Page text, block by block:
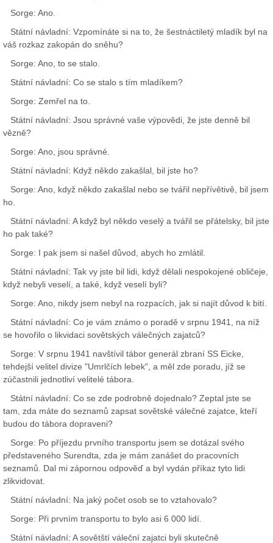
Sorge: Ano.
Státní návladní: Vzpomínáte si na to, že šestnáctiletý mladík byl na
váš rozkaz zakopán do sněhu?
Sorge: Ano, to se stalo.
Státní návladní: Co se stalo s tím mladíkem?
Sorge: Zemřel na to.
Státní návladní: Jsou správné vaše výpovědi, že jste denně bil
vězně?
Sorge: Ano, jsou správné.
Státní návladní: Když někdo zakašlal, bil jste ho?
Sorge: Ano, když někdo zakašlal nebo se tvářil nepřívětivě, bil jsem
ho.
Státní návladní: A když byl někdo veselý a tvářil se přátelsky, bil jste
ho pak také?
Sorge: I pak jsem si našel důvod, abych ho zmlátil.
Státní návladní: Tak vy jste bil lidi, když dělali nespokojené obličeje,
když nebyli veselí, a také, když veselí byli?
Sorge: Ano, nikdy jsem nebyl na rozpacích, jak si najít důvod k bití.
Státní návladní: Co je vám známo o poradě v srpnu 1941, na níž
se hovořilo o likvidaci sovětských válečných zajatců?
Sorge: V srpnu 1941 navštívil tábor generál zbraní SS Eicke,
tehdejší velitel divize "Umrlčích lebek", a měl zde poradu, jíž se
zúčastnili jednotliví velitelé tábora.
Státní návladní: Co se zde podrobně dojednalo? Zeptal jste se
tam, zda máte do seznamů zapsat sovětské válečné zajatce, kteří
budou do tábora dopraveni?
Sorge: Po příjezdu prvního transportu jsem se dotázal svého
představeného Surendta, zda je mám zanášet do pracovních
seznamů. Dal mi zápornou odpověď a byl vydán příkaz tyto lidi
zlikvidovat.
Státní návladní: Na jaký počet osob se to vztahovalo?
Sorge: Při prvním transportu to bylo asi 6 000 lidí.
Státní návladní: A sovětští váleční zajatci byli skutečně